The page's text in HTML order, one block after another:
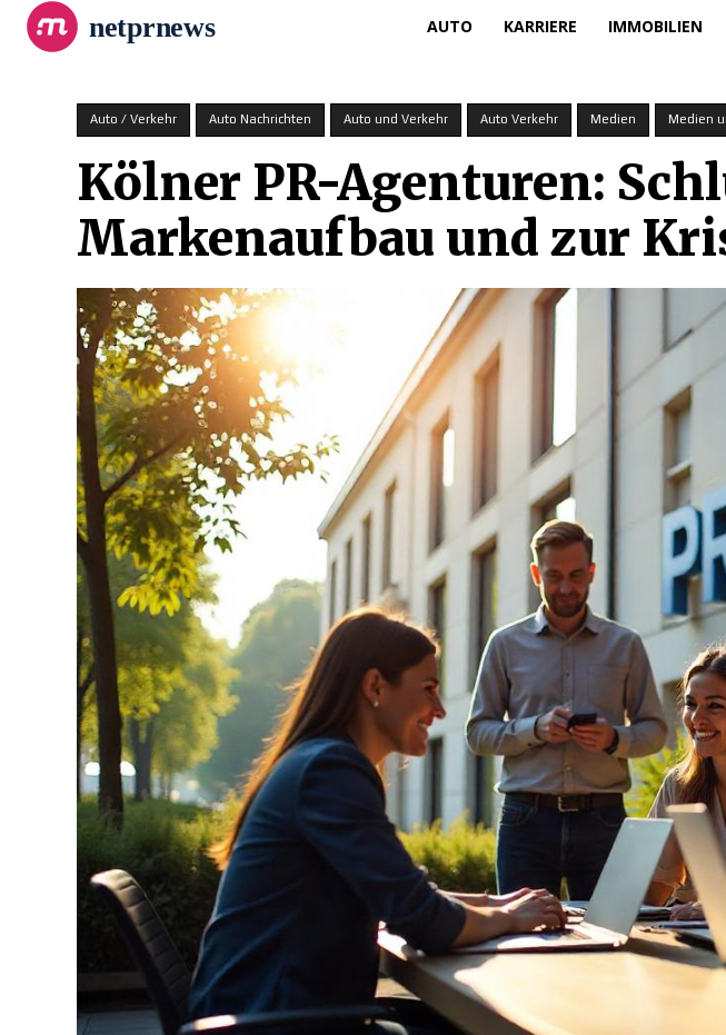
netprnews AUTO KARRIERE IMMOBILIEN
Auto / Verkehr Auto Nachrichten Auto und Verkehr Auto Verkehr Medien Medien
Kölner PR-Agenturen:
Markenaufbau und zur